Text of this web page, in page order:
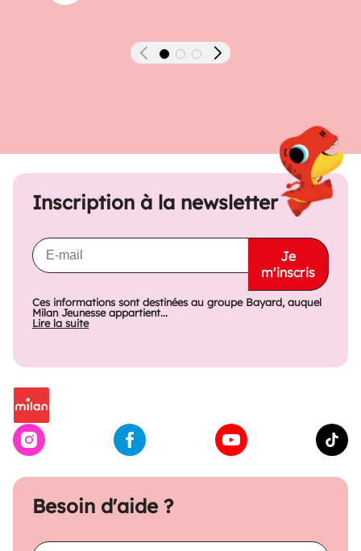
Précédent Suivant
Besoin d'aide ?
Inscription à la newsletter
Je
m'inscris
Ces informations sont destinées au groupe Bayard, auquel
Milan Jeunesse appartient...
Lire la suite